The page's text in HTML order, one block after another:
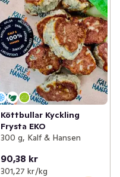
Köttbullar Kyckling
Frysta EKO
300 g, Kalf & Hansen
90,38 kr
301,27 kr /kg